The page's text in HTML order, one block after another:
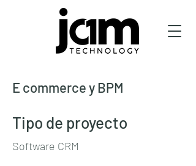
E commerce y BPM
Tipo de proyecto
Software CRM